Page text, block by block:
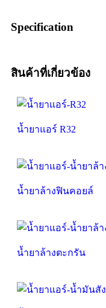
Specification
สินค้าที่เกี่ยวข้อง
น้ำยาแอร์ R32
น้ำยาล้างฟินคอยล์
น้ำยาล้างตะกรัน